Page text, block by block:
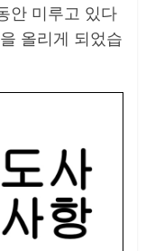
안 미루고 있다
올리게 되었습